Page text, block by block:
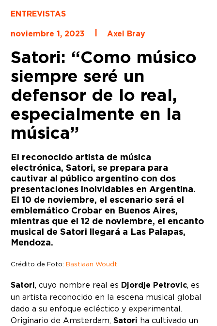
ENTREVISTAS
noviembre 1, 2023
Axel Bray
Satori: “Como músico
siempre seré un
defensor de lo real,
especialmente en la
música”
El reconocido artista de música
electrónica, Satori, se prepara para
cautivar al público argentino con dos
presentaciones inolvidables en Argentina.
El 10 de noviembre, el escenario será el
emblemático Crobar en Buenos Aires,
mientras que el 12 de noviembre, el encanto
musical de Satori llegará a Las Palapas,
Mendoza.
Crédito de Foto:Bastiaan Woudt
Satori, cuyo nombre real es Djordje Petrovic, es
un artista reconocido en la escena musical global
dado a su enfoque ecléctico y experimental.
Originario de Amsterdam,Satori ha cultivado un